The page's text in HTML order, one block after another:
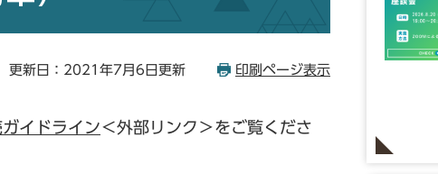
更新日：2021年7月6日更新 印刷ページ表示
イドライン＜外部リンク＞をご覧くださ